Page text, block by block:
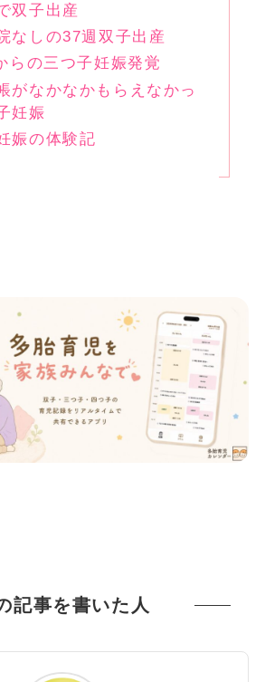
双子出産
なしの37週双子出産
らの三つ子妊娠発覚
がなかなかもらえなかっ
妊娠
娠の体験記
記事を書いた人